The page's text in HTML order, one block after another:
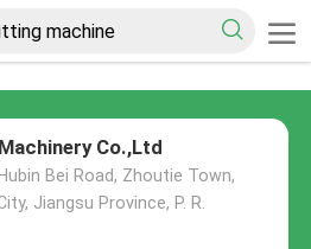
Co.,Ltd
Bei Road, Zhoutie Town,
Jiangsu Province, P. R.